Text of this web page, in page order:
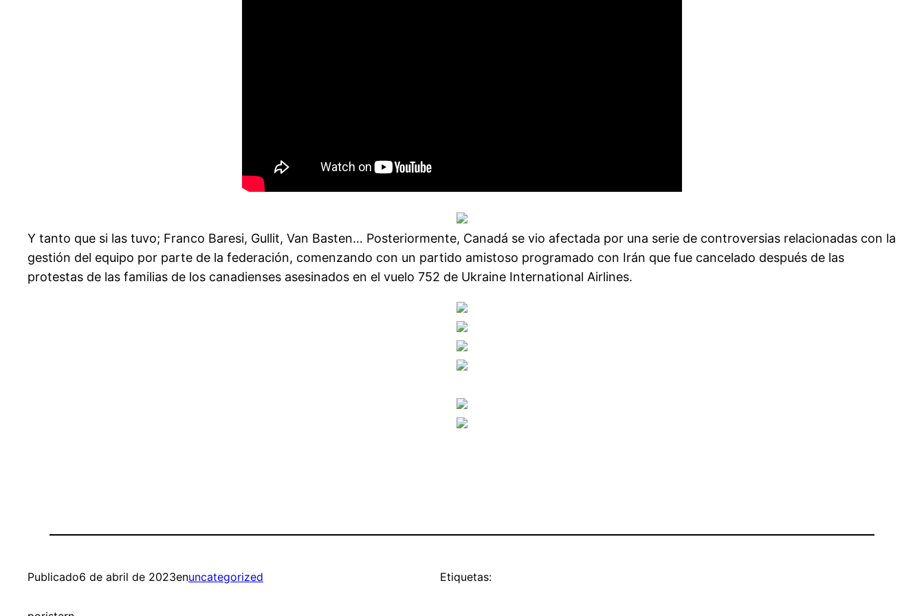
Y tanto que si las tuvo; Franco Baresi, Gullit, Van Basten… Posteriormente, Canadá se vio afectada por una serie de controversias relacionadas con la
gestión del equipo por parte de la federación, comenzando con un partido amistoso programado con Irán que fue cancelado después de las
protestas de las familias de los canadienses asesinados en el vuelo 752 de Ukraine International Airlines.
Publicado6 de abril de 2023enuncategorized Etiquetas: